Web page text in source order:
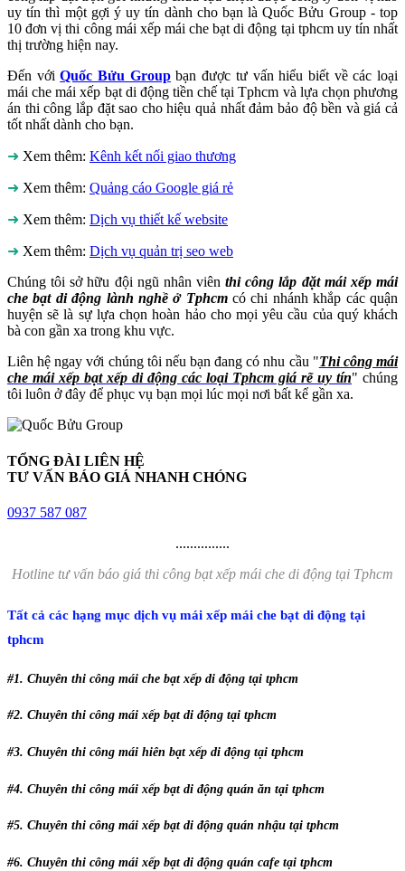
uy tín thì một gợi ý uy tín dành cho bạn là Quốc Bửu Group - top
10 đơn vị thi công mái xếp mái che bạt di động tại tphcm uy tín nhất
thị trường hiện nay.
Đến vớiQuốc Bửu Groupbạn được tư vấn hiểu biết về các loại
mái che mái xếp bạt di động tiền chế tại Tphcm và lựa chọn phương
án thi công lắp đặt sao cho hiệu quả nhất đảm bảo độ bền và giá cả
tốt nhất dành cho bạn.
➜ Xem thêm: Kênh kết nối giao thương
➜ Xem thêm: Quảng cáo Google giá rẻ
➜ Xem thêm: Dịch vụ thiết kế website
➜ Xem thêm: Dịch vụ quản trị seo web
Chúng tôi sở hữu đội ngũ nhân viênthi công lắp đặt mái xếp mái
che bạt di động lành nghề ở Tphcmcó chi nhánh khắp các quận
huyện sẽ là sự lựa chọn hoàn hảo cho mọi yêu cầu của quý khách
bà con gần xa trong khu vực.
Liên hệ ngay với chúng tôi nếu bạn đang có nhu cầu "Thi công mái
che mái xếp bạt xếp di động các loại Tphcm giá rẽ uy tín" chúng
tôi luôn ở đây để phục vụ bạn mọi lúc mọi nơi bất kể gần xa.
TỔNG ĐÀI LIÊN HỆ
TƯ VẤN BÁO GIÁ NHANH CHÓNG
0937 587 087
...............
Hotline tư vấn báo giá thi công bạt xếp mái che di động tại Tphcm
Tất cả các hạng mục dịch vụ mái xếp mái che bạt di động tại
tphcm
#1. Chuyên thi công mái che bạt xếp di động tại tphcm
#2. Chuyên thi công mái xếp bạt di động tại tphcm
#3. Chuyên thi công mái hiên bạt xếp di động tại tphcm
#4. Chuyên thi công mái xếp bạt di động quán ăn tại tphcm
#5. Chuyên thi công mái xếp bạt di động quán nhậu tại tphcm
#6. Chuyên thi công mái xếp bạt di động quán cafe tại tphcm